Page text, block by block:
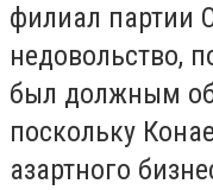
филиал партии
недовольство,
был должным
поскольку
азартного